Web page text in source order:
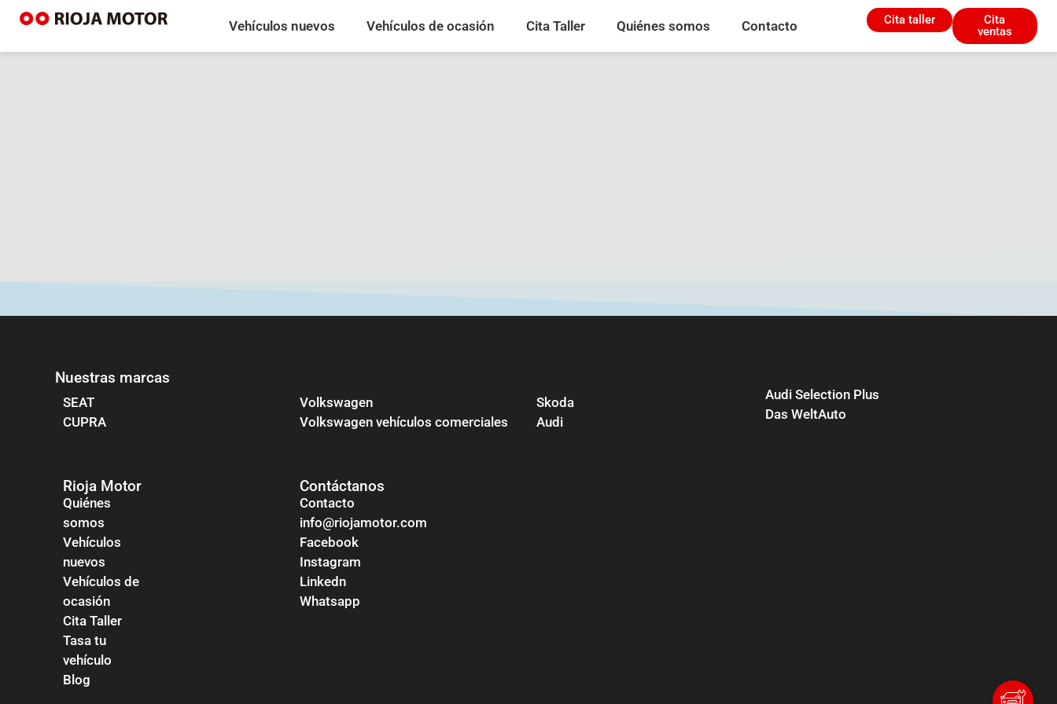
Vehículos nuevos Vehículos de ocasión Cita Taller Quiénes somos Contacto Cita taller
Cita
ventas
Nuestras marcas
SEAT
CUPRA
Volkswagen
Volkswagen vehículos comerciales
Skoda
Audi
Audi Selection Plus
Das WeltAuto
Rioja Motor
Quiénes
somos
Vehículos
nuevos
Vehículos de
ocasión
Cita Taller
Tasa tu
vehículo
Blog
Contáctanos
Contacto
info@riojamotor.com
Facebook
Instagram
Linkedn
Whatsapp